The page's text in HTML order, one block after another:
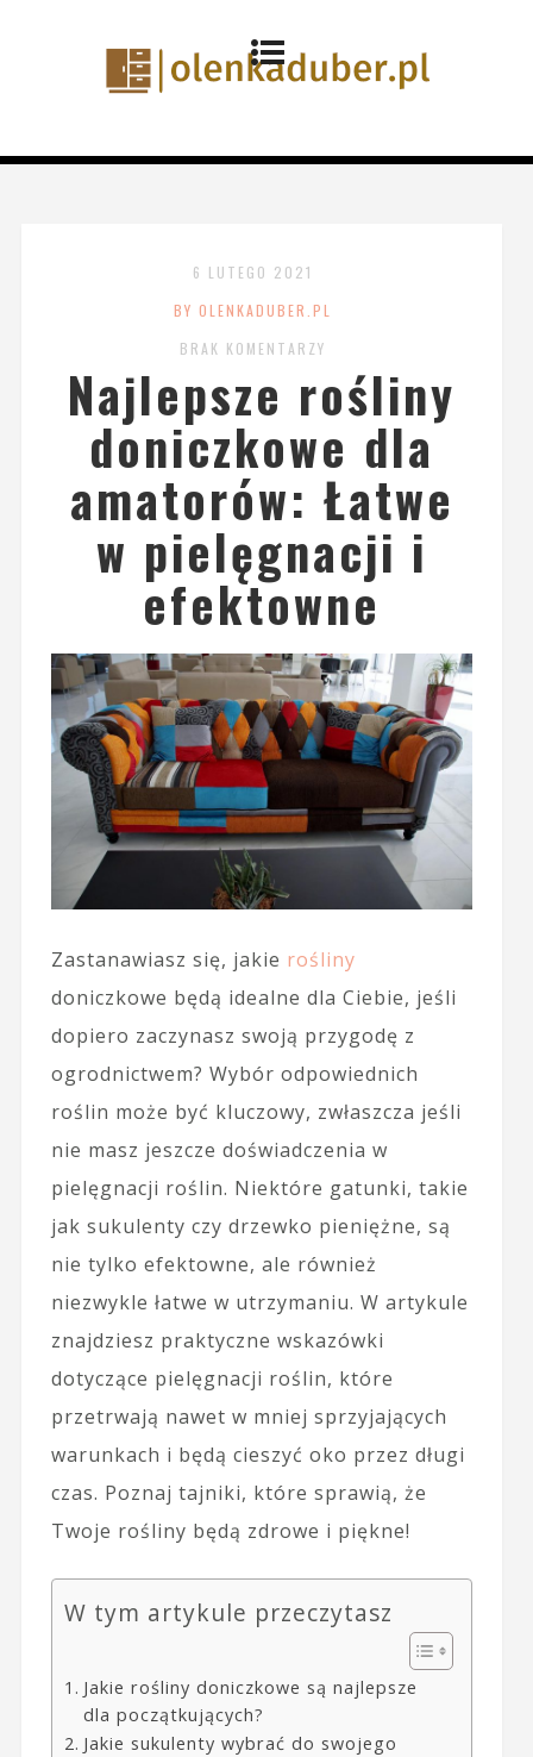
6 LUTEGO 2021
BY OLENKADUBER.PL
BRAK KOMENTARZY
Najlepsze rośliny
doniczkowe dla
amatorów: Łatwe
w pielęgnacji i
efektowne
Zastanawiasz się, jakie rośliny
doniczkowe będą idealne dla Ciebie, jeśli
dopiero zaczynasz swoją przygodę z
ogrodnictwem? Wybór odpowiednich
roślin może być kluczowy, zwłaszcza jeśli
nie masz jeszcze doświadczenia w
pielęgnacji roślin. Niektóre gatunki, takie
jak sukulenty czy drzewko pieniężne, są
nie tylko efektowne, ale również
niezwykle łatwe w utrzymaniu. W artykule
znajdziesz praktyczne wskazówki
dotyczące pielęgnacji roślin, które
przetrwają nawet w mniej sprzyjających
warunkach i będą cieszyć oko przez długi
czas. Poznaj tajniki, które sprawią, że
Twoje rośliny będą zdrowe i piękne!
W tym artykule przeczytasz
Jakie rośliny doniczkowe są najlepsze
dla początkujących?
Jakie sukulenty wybrać do swojego